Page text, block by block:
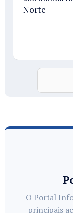
Norte
O Portal
principais